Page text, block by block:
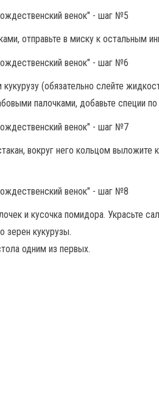
отправьте в миску к остальным
(обязательно слейте
палочками, добавьте специи по
вокруг него кольцом выложите
и кусочка помидора. Украсьте
зерен кукурузы.
одним из первых.